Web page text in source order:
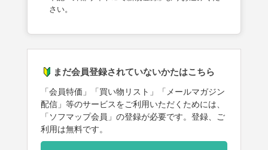
さい。
まだ会員登録されていないかたはこちら
「会員特価」「買い物リスト」「メールマガジン
配信」等のサービスをご利用いただくためには、
「ソフマップ会員」の登録が必要です。登録、ご
利用は無料です。